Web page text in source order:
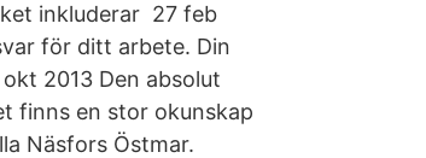
inkluderar 27 feb
för ditt arbete. Din
2013 Den absolut
finns en stor okunskap
Näsfors Östmar.